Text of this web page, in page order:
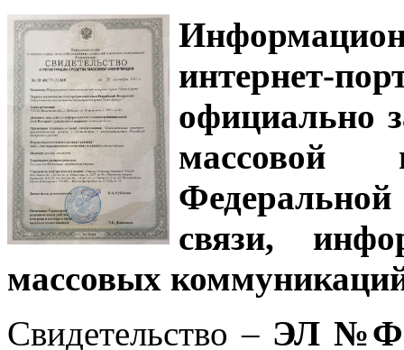
интернет-
официально
связи,
массовых
Свидетельство – ЭЛ